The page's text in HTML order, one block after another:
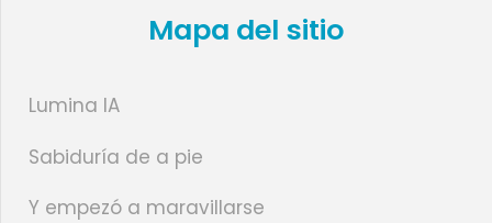
Mapa del sitio
Lumina IA
Sabiduría de a pie
Y empezó a maravillarse